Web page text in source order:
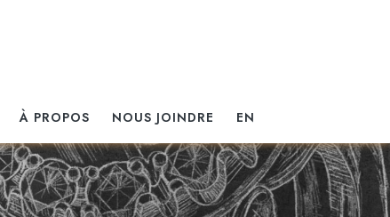
À PROPOS NOUS JOINDRE EN